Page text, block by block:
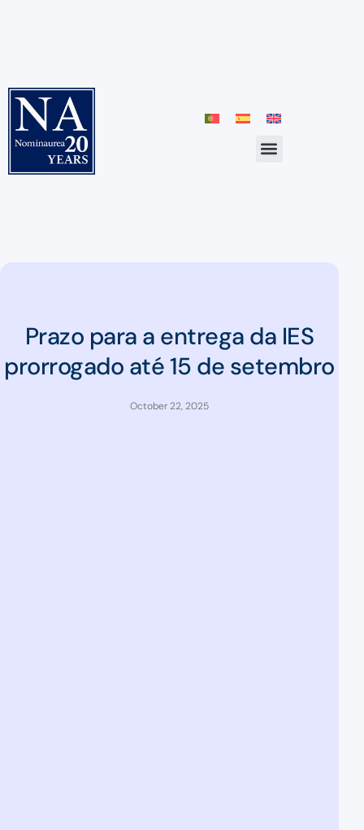
Prazo para a entrega da IES
prorrogado até 15 de setembro
October 22, 2025